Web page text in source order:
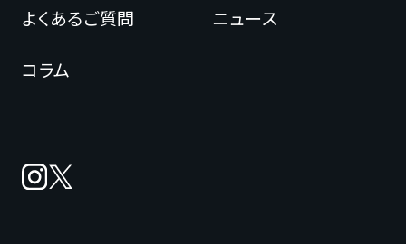
よくあるご質問 ニュース
コラム